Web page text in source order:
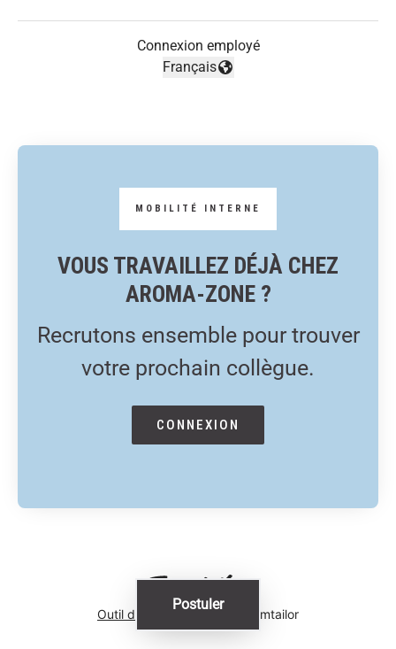
Postuler
Connexion employé
Changer la langue
Français
VOUS TRAVAILLEZ DÉJÀ CHEZ
AROMA-ZONE ?
Recrutons ensemble pour trouver
votre prochain collègue.
CONNEXION
Outil de recrutementde Teamtailor